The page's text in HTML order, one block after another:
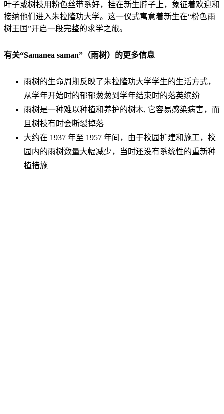
叶子或树枝用粉色丝带系好，挂在新生脖子上，象征着欢迎和
接纳他们进入朱拉隆功大学。这一仪式寓意着新生在“粉色雨
树王国”开启一段完整的求学之旅。
有关“Samanea saman”（雨树）的更多信息
雨树的生命周期反映了朱拉隆功大学学生的生活方式，
从学年开始时的郁郁葱葱到学年结束时的落英缤纷
雨树是一种难以种植和养护的树木, 它容易感染病害，而
且树枝有时会断裂掉落
大约在 1937 年至 1957 年间，由于校园扩建和施工，校
园内的雨树数量大幅减少，当时还没有系统性的重新种
植措施